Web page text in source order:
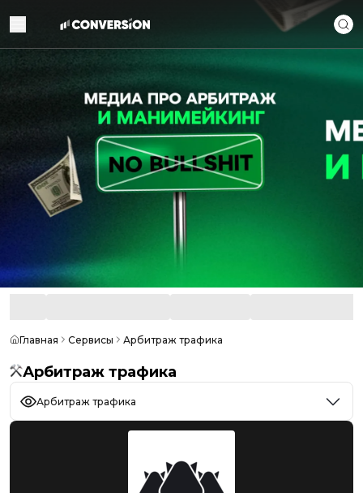
Главная Сервисы Арбитраж трафика
Арбитраж трафика
Арбитраж трафика